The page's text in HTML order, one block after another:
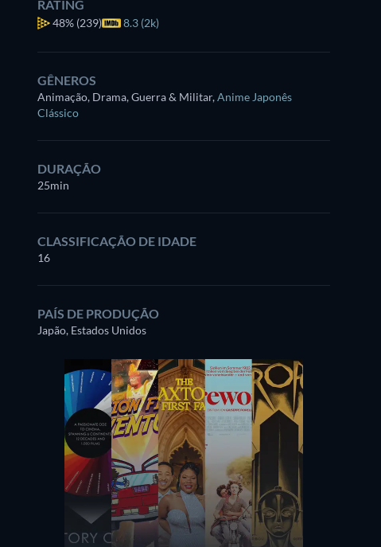
RATING
48% (239) 8.3 (2k)
GÊNEROS
Animação, Drama, Guerra & Militar,Anime Japonês
Clássico
DURAÇÃO
25min
CLASSIFICAÇÃO DE IDADE
16
PAÍS DE PRODUÇÃO
Japão, Estados Unidos